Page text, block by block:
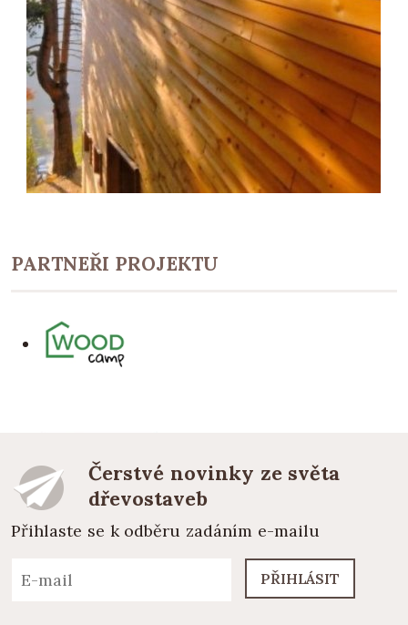
PARTNEŘI PROJEKTU
Čerstvé novinky ze světa
dřevostaveb
Přihlaste se k odběru zadáním e-mailu
PŘIHLÁSIT